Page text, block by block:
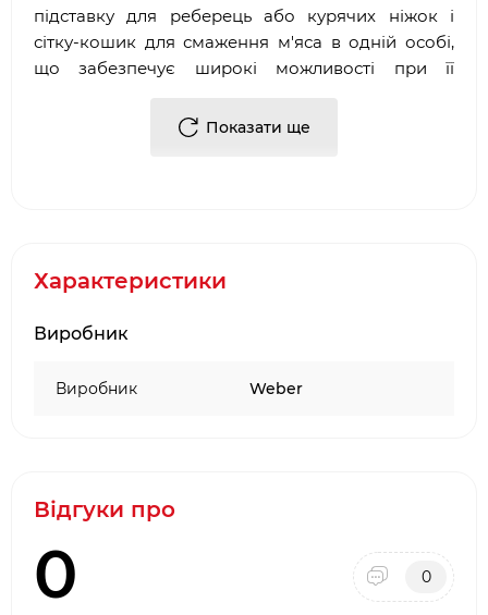
підставку для реберець або курячих ніжок і
сітку-кошик для смаження м'яса в одній особі,
що забезпечує широкі можливості при її
грилів діаметром 57 см, для всіх газових,
Показати ще
Характеристики
Виробник
Виробник Weber
Відгуки про
0 0